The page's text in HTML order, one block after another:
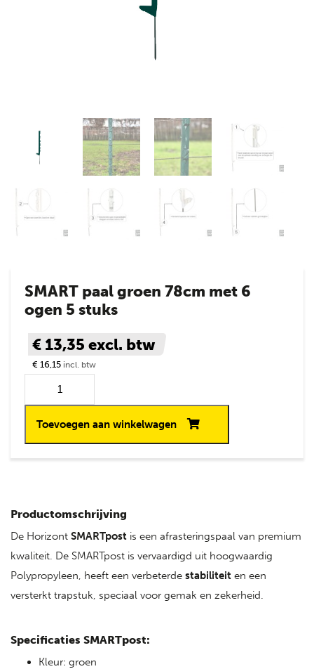
SMART paal groen 78cm met 6
ogen 5 stuks
€ 13,35 excl. btw
€ 16,15 incl. btw
Toevoegen aan winkelwagen
Productomschrijving
De Horizont SMARTpost is een afrasteringspaal van premium
kwaliteit. De SMARTpost is vervaardigd uit hoogwaardig
Polypropyleen, heeft een verbeterde stabiliteit en een
versterkt trapstuk, speciaal voor gemak en zekerheid.
Specificaties SMARTpost:
Kleur: groen